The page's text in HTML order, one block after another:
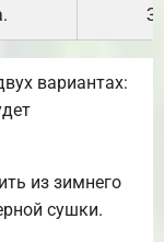
вариантах:
из зимнего
сушки.